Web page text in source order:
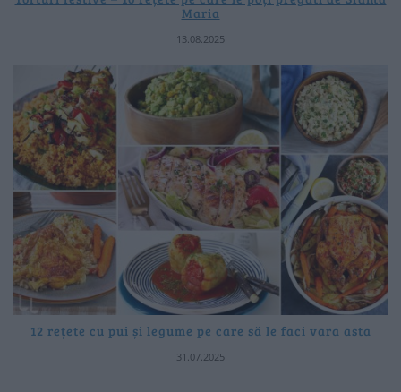
Maria
13.08.2025
12 rețete cu pui și legume pe care să le faci vara asta
31.07.2025